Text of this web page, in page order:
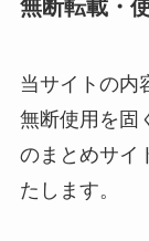
無断転載・
当サイトの内
無断使用を固
のまとめサイ
たします。